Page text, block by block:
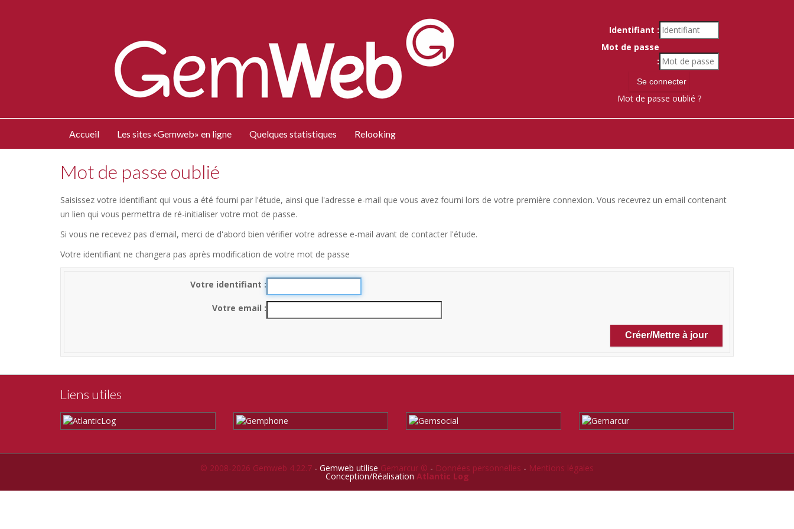
Identifiant :
Mot de passe
:
Mot de passe oublié ?
Accueil Les sites «Gemweb» en ligne Quelques statistiques Relooking
Mot de passe oublié
Saisissez votre identifiant qui vous a été fourni par l'étude, ainsi que l'adresse e-mail que vous avez fourni lors de votre première connexion. Vous recevrez un email contenant
un lien qui vous permettra de ré-initialiser votre mot de passe.
Si vous ne recevez pas d'email, merci de d'abord bien vérifier votre adresse e-mail avant de contacter l'étude.
Votre identifiant ne changera pas après modification de votre mot de passe
Votre identifiant
Votre email
Liens utiles
© 2008-2026 Gemweb 4.22.7 - Gemweb utilise Gemarcur © - Données personnelles - Mentions légales
Conception/Réalisation Atlantic Log